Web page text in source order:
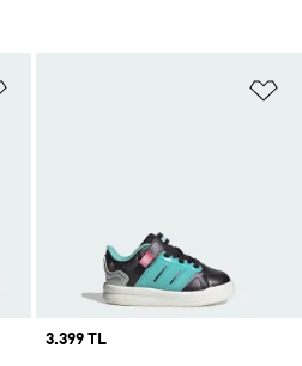
Price
3.399 TL